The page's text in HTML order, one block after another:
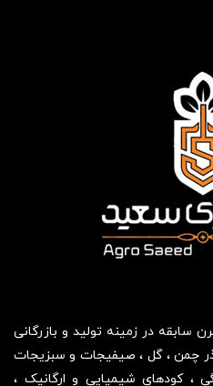
در زمینه تولید و بازرگانی
چمن ، گل ، صیفیجات و سبزیجات
، کودهای شیمیایی و ارگانیک ،